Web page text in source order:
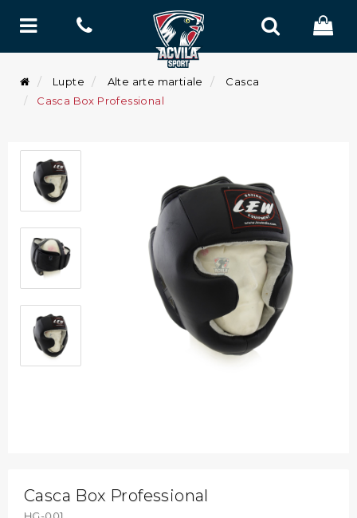
Lupte Alte arte martiale
Casca
Casca Box Professional
Casca Box Professional